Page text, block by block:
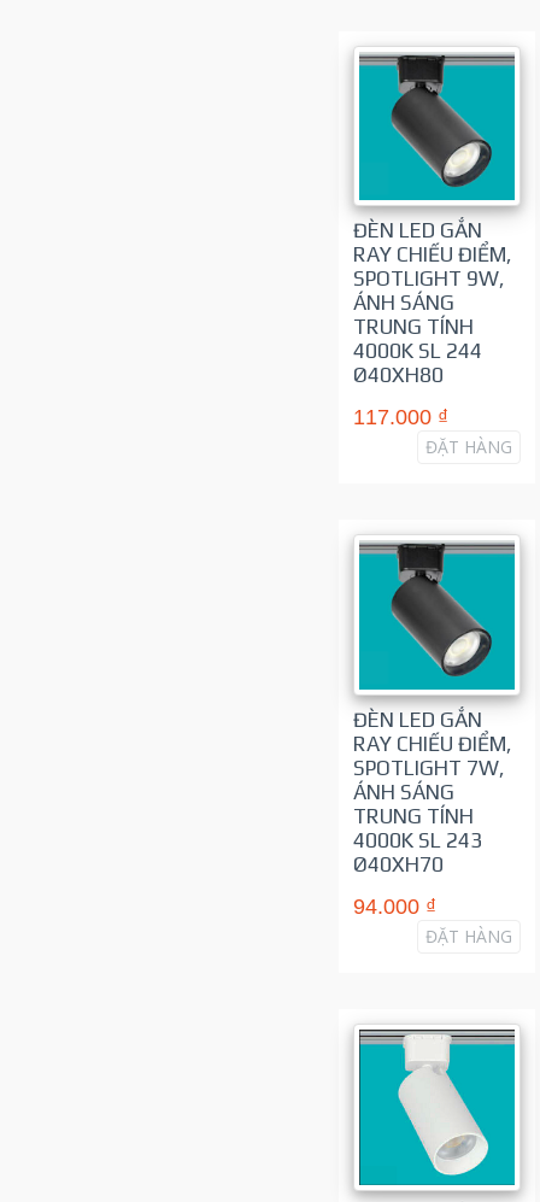
ĐÈN LED GẮN
RAY CHIẾU ĐIỂM,
SPOTLIGHT 9W,
ÁNH SÁNG
TRUNG TÍNH
4000K SL 244
Ø40XH80
117.000 ₫
ĐẶT HÀNG
ĐÈN LED GẮN
RAY CHIẾU ĐIỂM,
SPOTLIGHT 7W,
ÁNH SÁNG
TRUNG TÍNH
4000K SL 243
Ø40XH70
94.000 ₫
ĐẶT HÀNG